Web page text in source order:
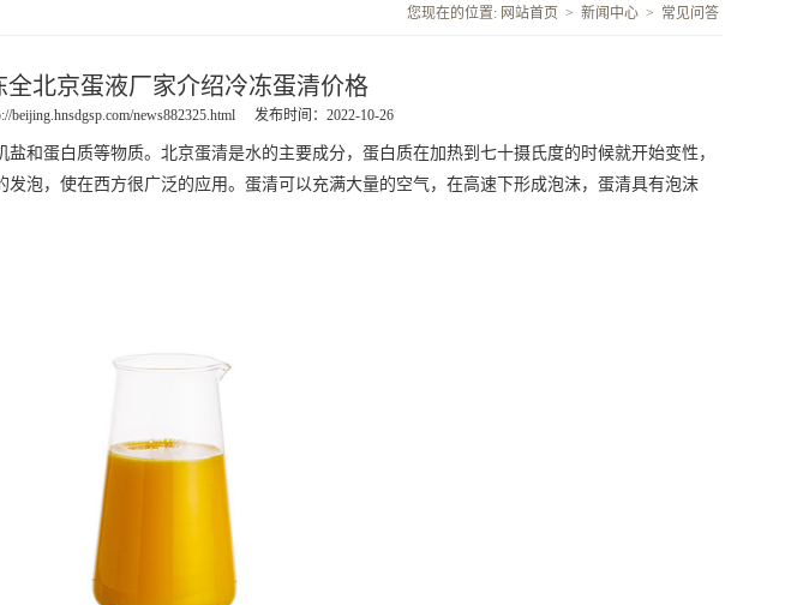
您现在的位置: 网站首页 > 新闻中心 > 常见问答
全北京蛋液厂家介绍冷冻蛋清价格
beijing.hnsdgsp.com/news882325.html 发布时间：2022-10-26
和蛋白质等物质。 北京蛋清是水的主要成分，蛋白质在加热到七十摄氏度的时候就开始变性，
泡，使在西方很广泛的应用。蛋清可以充满大量的空气，在高速下形成泡沫，蛋清具有泡沫